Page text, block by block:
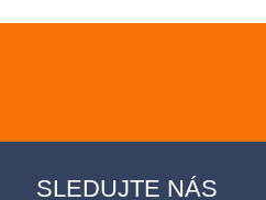
SLEDUJTE NÁS